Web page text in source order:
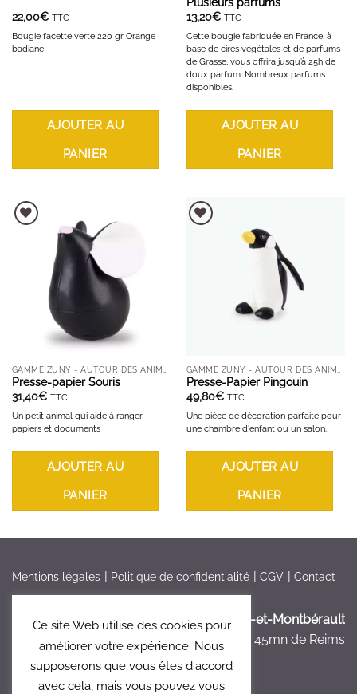
22,00€ TTC
Bougie facette verte 220 gr Orange
badiane
AJOUTER AU
PANIER
13,20€ TTC
Cette bougie fabriquée en France, à
base de cires végétales et de parfums
de Grasse, vous offrira jusqu’à 25h de
doux parfum. Nombreux parfums
disponibles.
AJOUTER AU
PANIER
AJOUTER À LA LISTE D'ENVIES
Presse-papier Souris
31,40€ TTC
Un petit animal qui aide à ranger
papiers et documents
AJOUTER AU
PANIER
AJOUTER À LA LISTE D'ENVIES
Presse-Papier Pingouin
49,80€ TTC
Une pièce de décoration parfaite pour
une chambre d'enfant ou un salon.
AJOUTER AU
PANIER
Mentions légales Politique de confidentialité CGV Contact
France > Aisne >Bruyères-et-Montbérault
à 5mn de Laon, à 45mn de Reims
Ce site Web utilise des cookies pour
améliorer votre expérience. Nous
supposerons que vous êtes d'accord
avec cela, mais vous pouvez vous